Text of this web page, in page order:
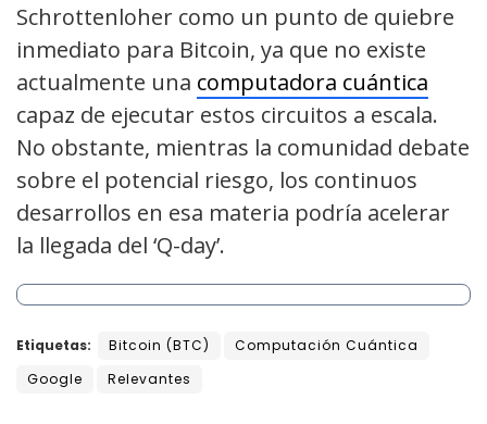
Schrottenloher como un punto de quiebre
inmediato para Bitcoin, ya que no existe
actualmente una computadora cuántica
capaz de ejecutar estos circuitos a escala.
No obstante, mientras la comunidad debate
sobre el potencial riesgo, los continuos
desarrollos en esa materia podría acelerar
la llegada del ‘Q-day’.
Etiquetas: Bitcoin (BTC)
Computación Cuántica
Google
Relevantes